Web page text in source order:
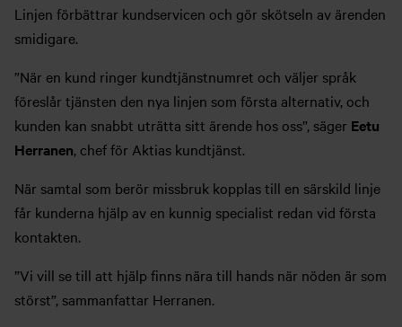
Linjen förbättrar kundservicen och gör skötseln av ärenden
smidigare.
”När en kund ringer kundtjänstnumret och väljer språk
föreslår tjänsten den nya linjen som första alternativ, och
kunden kan snabbt uträtta sitt ärende hos oss”, säger Eetu
Herranen, chef för Aktias kundtjänst.
När samtal som berör missbruk kopplas till en särskild linje
får kunderna hjälp av en kunnig specialist redan vid första
kontakten.
”Vi vill se till att hjälp finns nära till hands när nöden är som
störst”, sammanfattar Herranen.